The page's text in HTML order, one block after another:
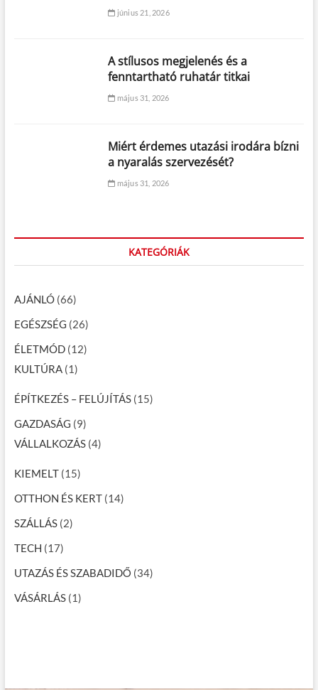
június 21, 2026
A stílusos megjelenés és a
fenntartható ruhatár titkai
május 31, 2026
Miért érdemes utazási irodára bízni
a nyaralás szervezését?
május 31, 2026
KATEGÓRIÁK
AJÁNLÓ(66)
EGÉSZSÉG (26)
ÉLETMÓD(12)
KULTÚRA(1)
ÉPÍTKEZÉS – FELÚJÍTÁS(15)
GAZDASÁG (9)
VÁLLALKOZÁS(4)
KIEMELT(15)
OTTHON ÉS KERT(14)
SZÁLLÁS(2)
TECH (17)
UTAZÁS ÉS SZABADIDŐ (34)
VÁSÁRLÁS(1)